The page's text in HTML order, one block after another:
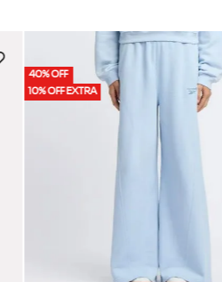
40% OFF
10% OFF EXTRA